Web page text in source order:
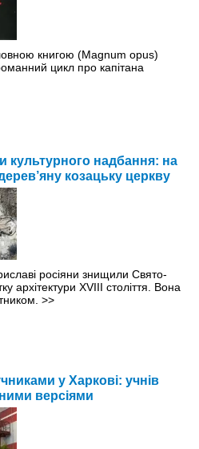
книгою (Magnum opus)
цикл про капітана
культурного надбання: на
козацьку церкву
росіяни знищили Свято-
архітектури XVIII століття. Вона
>>
у Харкові: учнів
версіями